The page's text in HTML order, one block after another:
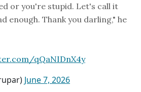
or you're stupid. Let's call it
enough. Thank you darling," he
qQaNIDnX4y
June 7, 2026